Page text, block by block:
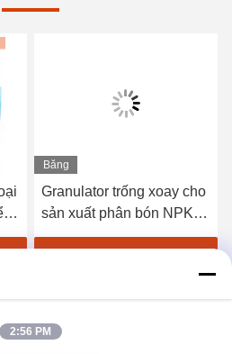
Băng
hình
Granulator trống xoay cho
sản xuất phân bón NPK
với công suất 10 T / H, tỷ
2:56 PM